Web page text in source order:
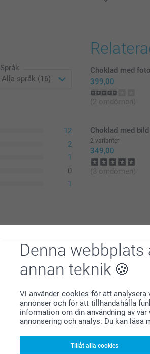
Denna
annan teknik
Vi använder cookies för att
annonser och för att tillhandahålla
information om din användning av
annonsering och analys. Du kan läsa
Tillåt alla cookies
Språk
12
2
1
0
1
Choklad med
399,00
(2 omdömen)
Choklad med bild
2 varianter
349,00
(3 omdömen)